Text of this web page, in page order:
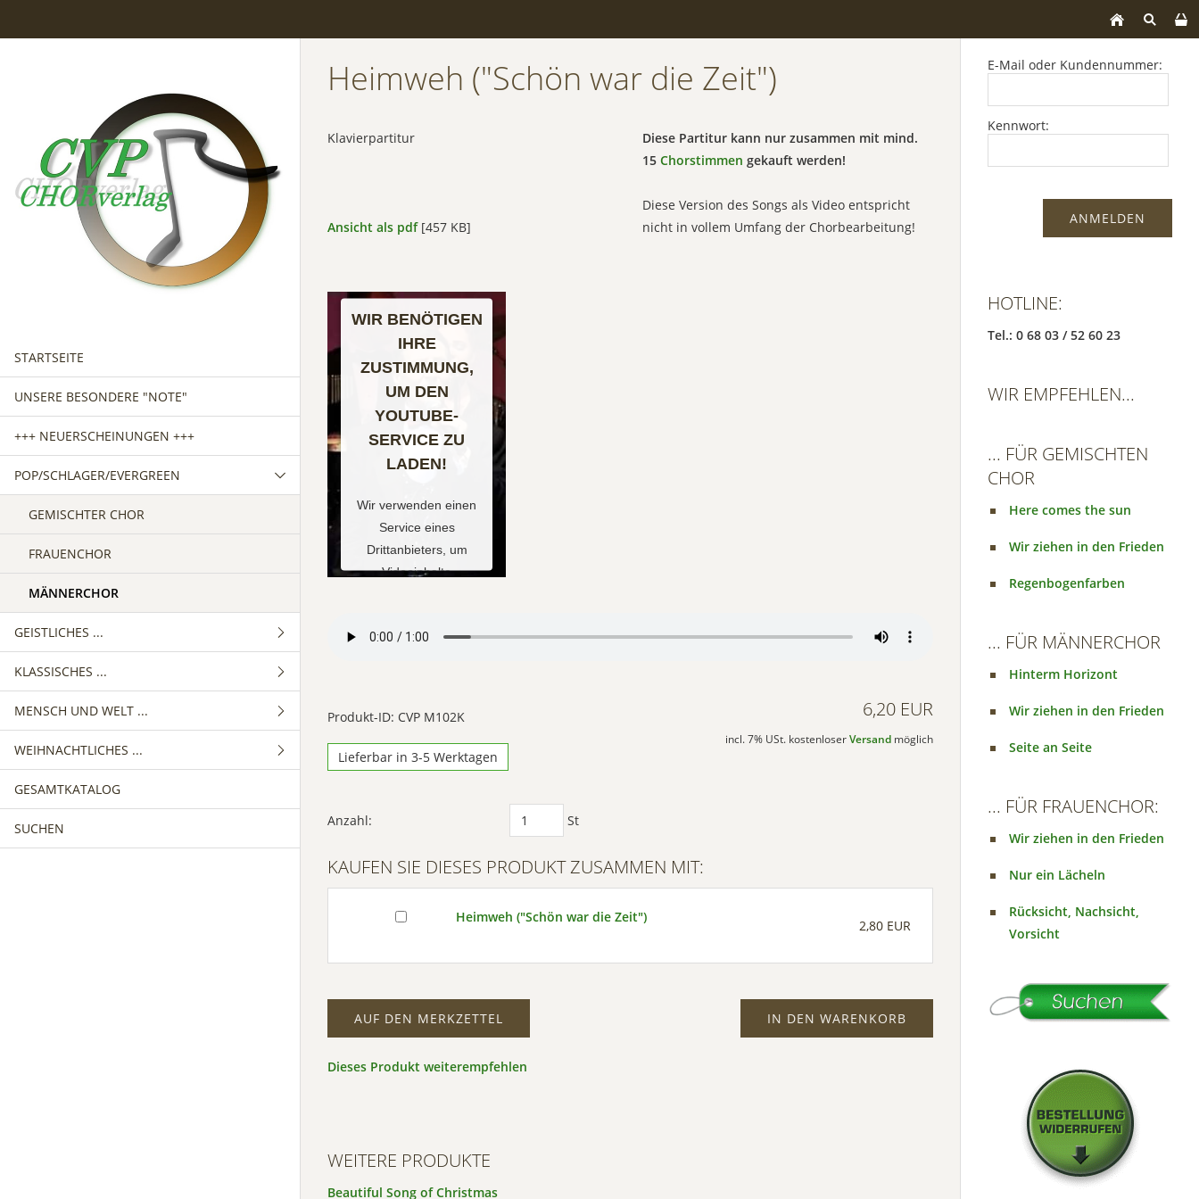
STARTSEITE
UNSERE BESONDERE "NOTE"
+++ NEUERSCHEINUNGEN +++
POP/SCHLAGER/EVERGREEN
GEMISCHTER CHOR
FRAUENCHOR
MÄNNERCHOR
GEISTLICHES ...
GEMISCHTER CHOR
FRAUENCHOR
MÄNNERCHOR
KLASSISCHES ...
GEMISCHTER CHOR
FRAUENCHOR
MÄNNERCHOR
MENSCH UND WELT ...
GEMISCHTER CHOR
FRAUENCHOR
MÄNNERCHOR
WEIHNACHTLICHES ...
GEMISCHTER CHOR
FRAUENCHOR
GESAMTKATALOG
SUCHEN
Heimweh ("Schön war die Zeit")
Klavierpartitur
Ansicht als pdf[457 KB]
Diese Partitur kann nur zusammen mit mind.
15Chorstimmen gekauft werden!
Diese Version des Songs als Video entspricht
nicht in vollem Umfang der Chorbearbeitung!
WIR BENÖTIGEN
IHRE
ZUSTIMMUNG,
UM DEN
YOUTUBE-
SERVICE ZU
LADEN!
Wir verwenden einen
Service eines
Drittanbieters, um
Videoinhalte
Ihren Aktivitäten
zu, um dieses Video
anzusehen.
Akzeptieren
Powered by
Usercentrics Consent
Produkt-ID: CVP M102K
Lieferbar in 3-5 Werktagen
6,20 EUR
incl. 7% USt. kostenloser Versandmöglich
Anzahl: St
KAUFEN SIE DIESES PRODUKT ZUSAMMEN MIT:
Heimweh ("Schön war die Zeit")
2,80 EUR
IN DEN WARENKORB
AUF DEN MERKZETTEL
Dieses Produkt weiterempfehlen
WEITERE PRODUKTE
Beautiful Song of Christmas
E-Mail oder Kundennummer:
Kennwort:
HOTLINE:
Tel.: 0 68 03 / 52 60 23
WIR EMPFEHLEN...
... FÜR GEMISCHTEN
CHOR
Here comes the sun
Wir ziehen in den Frieden
Regenbogenfarben
... FÜR MÄNNERCHOR
Hinterm Horizont
Wir ziehen in den Frieden
Seite an Seite
... FÜR FRAUENCHOR:
Wir ziehen in den Frieden
Nur ein Lächeln
Rücksicht, Nachsicht,
Vorsicht